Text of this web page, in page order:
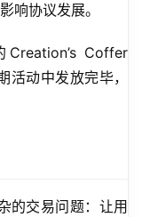
响协议发展。
Coffer
动中发放完毕，
的交易问题：让用